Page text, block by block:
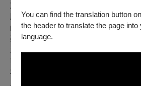
You can find the translation button
the header to translate the page into
language.
眾人數超過一百萬人。2010年更獲頒日
殿下紀念世界文化賞」(世賞) 青年藝術
的包括伊瑟利斯、馬友友、麥斯基、王
亮、拉洛嘉、莉卡、費爾沙等。樂團的
施奈德、譚盾、卡穆、朱特、以及樂團
等，2022年由約瑟 •巴斯蒂安(Joseph
本次台北音樂會邀請到底特律交響樂團